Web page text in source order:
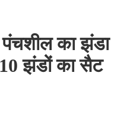
का झंडा
झंडों का सैट